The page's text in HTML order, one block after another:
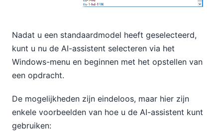
Nadat u een standaardmodel heeft geselecteerd,
kunt u nu de AI-assistent selecteren via het
Windows-menu en beginnen met het opstellen van
een opdracht.
De mogelijkheden zijn eindeloos, maar hier zijn
enkele voorbeelden van hoe u de AI-assistent kunt
gebruiken: